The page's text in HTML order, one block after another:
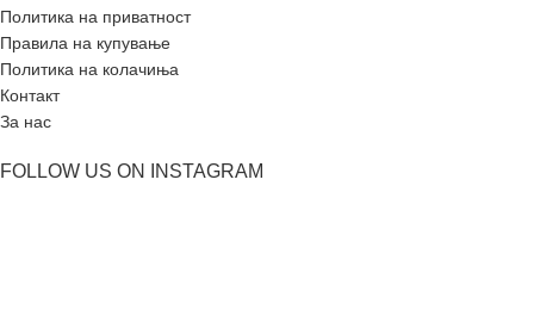
Политика на приватност
Правила на купување
Политика на колачиња
Контакт
За нас
FOLLOW US ON INSTAGRAM